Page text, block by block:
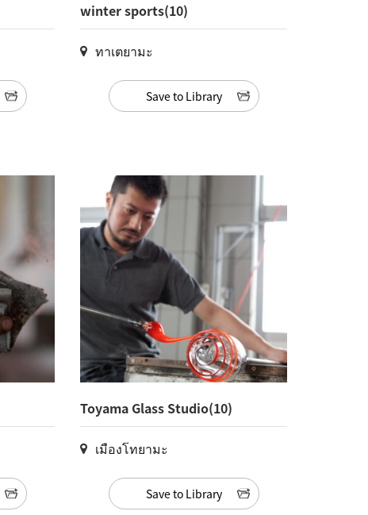
winter sports(10)
ทาเตยามะ
Save to Library
Toyama Glass Studio(10)
เมืองโทยามะ
Save to Library